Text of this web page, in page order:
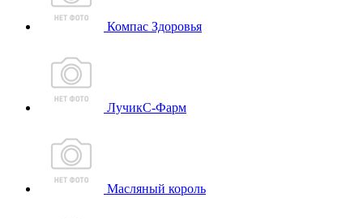
Компас Здоровья
ЛучикС-Фарм
Масляный король